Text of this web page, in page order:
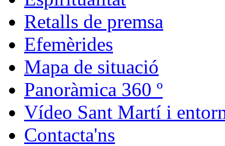
Retalls de premsa
Efemèrides
Mapa de situació
Panoràmica 360 º
Vídeo Sant Martí i
Contacta'ns